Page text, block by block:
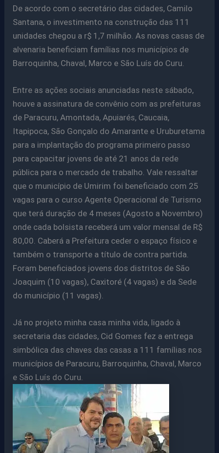
De acordo com o secretário das cidades, Camilo
Santana, o investimento na construção das 111
unidades chegou a r$ 1,7 milhão. As novas casas de
alvenaria beneficiam famílias nos municípios de
Barroquinha, Chaval, Marco e São Luís do Curu.
Entre as ações sociais anunciadas neste sábado,
houve a assinatura de convênio com as prefeituras
de Paracuru, Amontada, Apuiarés, Caucaia,
Itapipoca, São Gonçalo do Amarante e Uruburetama
para a implantação do programa primeiro passo
para capacitar jovens de até 21 anos da rede
pública para o mercado de trabalho. Vale ressaltar
que o município de Umirim foi beneficiado com 25
vagas para o curso Agente Operacional de Turismo
que terá duração de 4 meses (Agosto a Novembro)
onde cada bolsista receberá um valor mensal de R$
80,00. Caberá a Prefeitura ceder o espaço físico e
também o transporte a título de contra partida.
Foram beneficiados jovens dos distritos de São
Joaquim (10 vagas), Caxitoré (4 vagas) e da Sede
do município (11 vagas).
Já no projeto minha casa minha vida, ligado à
secretaria das cidades, Cid Gomes fez a entrega
simbólica das chaves das casas a 111 famílias nos
municípios de Paracuru, Barroquinha, Chaval, Marco
e São Luís do Curu.